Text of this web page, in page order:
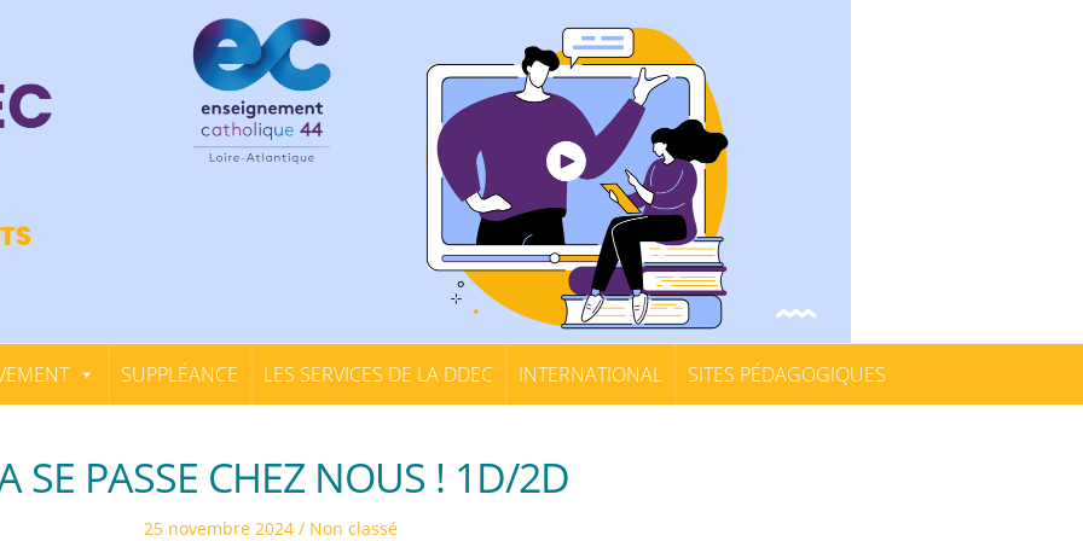
SUPPLÉANCE LES SERVICES DE LA DDEC INTERNATIONAL SITES PÉDAGOGIQUES
SE PASSE CHEZ NOUS ! 1D/2D
Posted
25 novembre 2024
Posted
Non classé